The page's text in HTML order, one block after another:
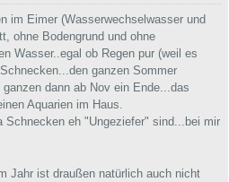
im Eimer (Wasserwechselwasser und
ohne Bodengrund und ohne
Wasser..egal ob Regen pur (weil es
ganzen Sommer
dann ab Nov ein Ende...das
Aquarien im Haus.
eh "Ungeziefer" sind...bei mir
Jahr ist draußen natürlich auch nicht